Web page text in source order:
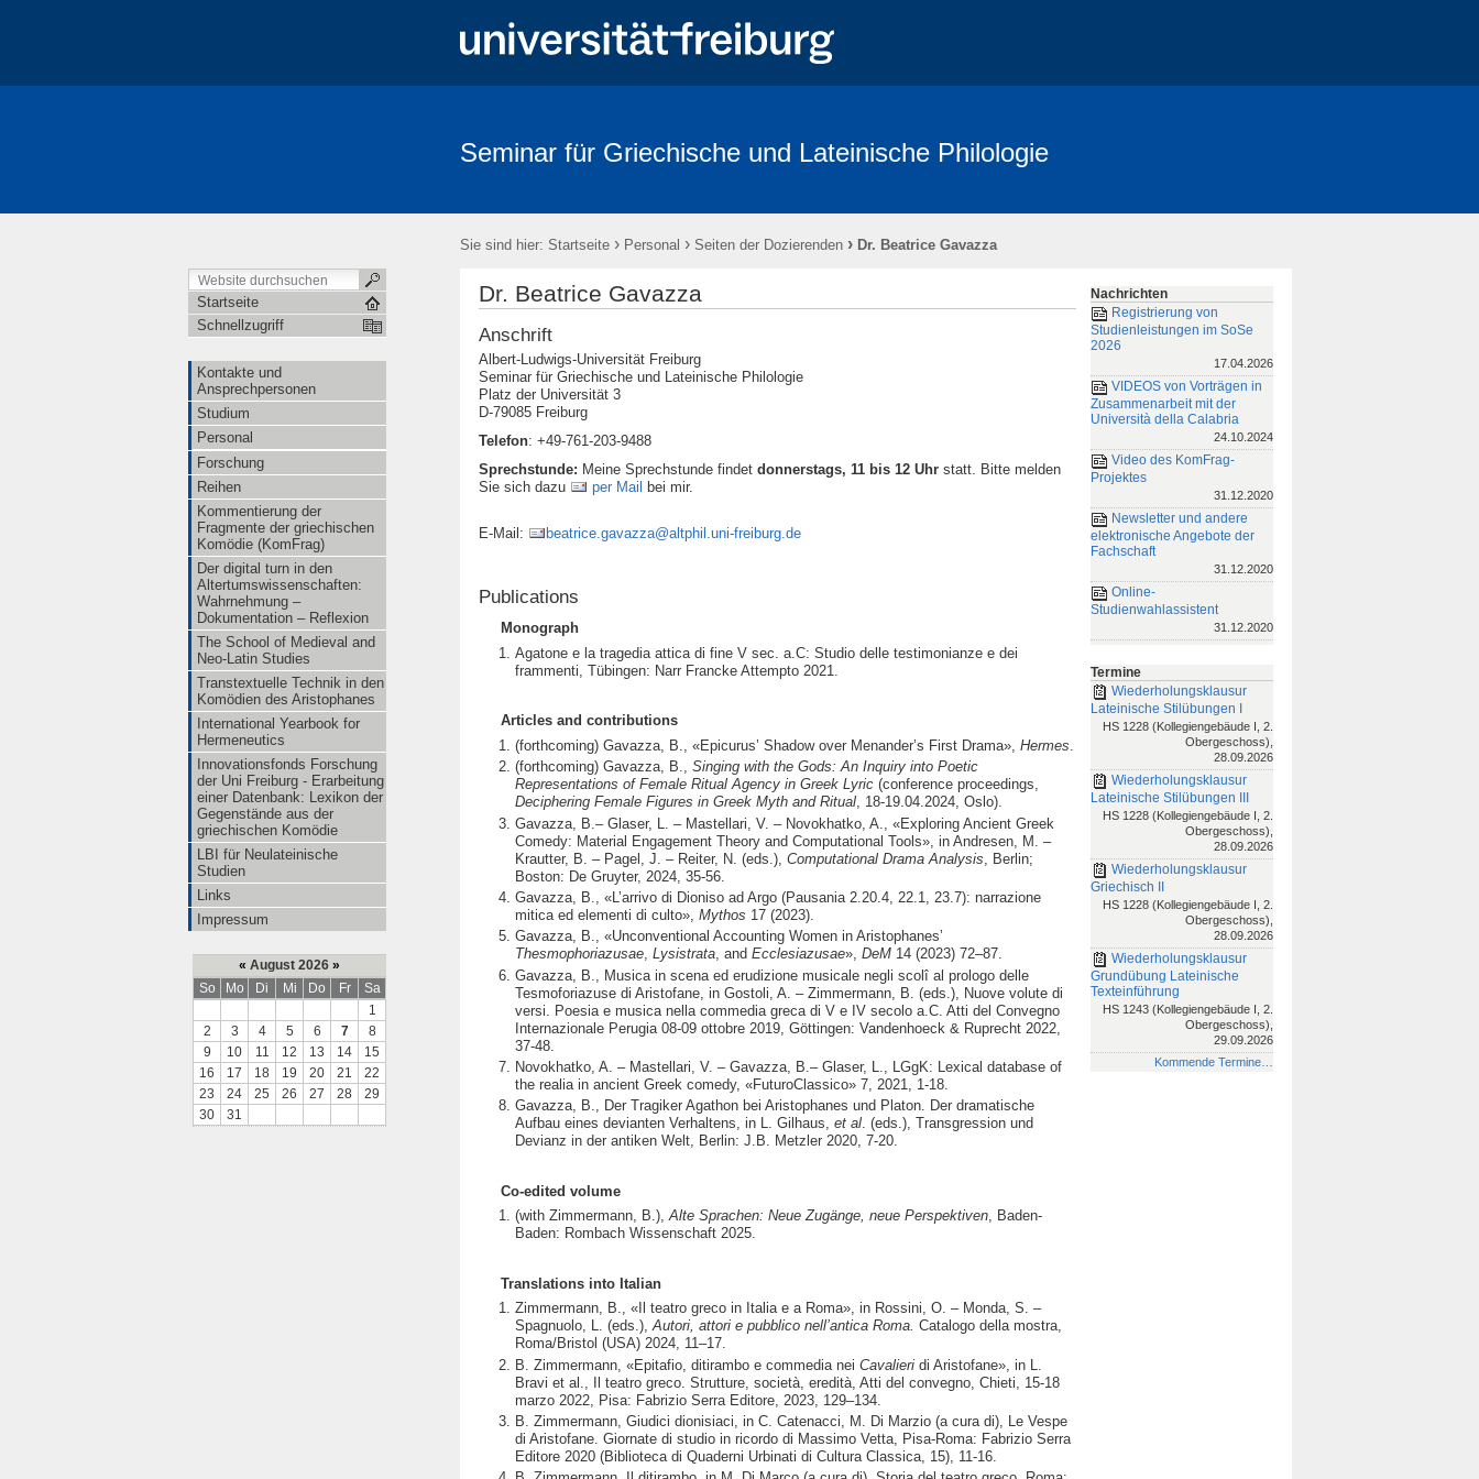
Seminar für Griechische und Lateinische Philologie
Sie sind hier: Startseite › Personal › Seiten der Dozierenden › Dr. Beatrice Gavazza
Startseite
Schnellzugriff
Kontakte und
Ansprechpersonen
Studium
Personal
Forschung
Reihen
Kommentierung der
Fragmente der griechischen
Komödie (KomFrag)
Der digital turn in den
Altertumswissenschaften:
Wahrnehmung –
Dokumentation – Reflexion
The School of Medieval and
Neo-Latin Studies
Transtextuelle Technik in den
Komödien des Aristophanes
International Yearbook for
Hermeneutics
Innovationsfonds Forschung
der Uni Freiburg - Erarbeitung
einer Datenbank: Lexikon der
Gegenstände aus der
griechischen Komödie
LBI für Neulateinische
Studien
Links
Impressum
« August 2026 »
So
Mo Di Mi Do Fr
Sa
1
2
3 4 5 6 7
8
9
10 11 12 13 14
15
16
17 18 19 20 21
22
23
24 25 26 27 28
29
30
31
Dr. Beatrice Gavazza
Anschrift
Albert-Ludwigs-Universität Freiburg
Seminar für Griechische und Lateinische Philologie
Platz der Universität 3
D-79085 Freiburg
Telefon: +49-761-203-9488
Sprechstunde: Meine Sprechstunde findet donnerstags, 11 bis 12 Uhr statt. Bitte melden
Sie sich dazu
per Mail bei mir.
E-Mail: beatrice.gavazza@altphil.uni-freiburg.de
Publications
Monograph
Agatone e la tragedia attica di fine V sec. a.C: Studio delle testimonianze e dei
frammenti, Tübingen: Narr Francke Attempto 2021.
Articles and contributions
(forthcoming) Gavazza, B., «Epicurus’ Shadow over Menander’s First Drama»,Hermes.
(forthcoming) Gavazza, B.,Singing with the Gods: An Inquiry into Poetic
Representations of Female Ritual Agency in Greek Lyric (conference proceedings,
Deciphering Female Figures in Greek Myth and Ritual, 18-19.04.2024, Oslo).
Gavazza, B.– Glaser, L. – Mastellari, V. – Novokhatko, A., «Exploring Ancient Greek
Comedy: Material Engagement Theory and Computational Tools», in Andresen, M. –
Krautter, B. – Pagel, J. – Reiter, N. (eds.),Computational Drama Analysis , Berlin;
Boston: De Gruyter, 2024, 35-56.
Gavazza, B., «L’arrivo di Dioniso ad Argo (Pausania 2.20.4, 22.1, 23.7): narrazione
mitica ed elementi di culto»,Mythos 17 (2023).
Gavazza, B., «Unconventional Accounting Women in Aristophanes’
Thesmophoriazusae,Lysistrata, andEcclesiazusae»,DeM 14 (2023) 72–87.
Gavazza, B., Musica in scena ed erudizione musicale negli scolî al prologo delle
Tesmoforiazuse di Aristofane, in Gostoli, A. – Zimmermann, B. (eds.), Nuove volute di
versi. Poesia e musica nella commedia greca di V e IV secolo a.C. Atti del Convegno
Internazionale Perugia 08-09 ottobre 2019, Göttingen: Vandenhoeck & Ruprecht 2022,
37-48.
Novokhatko, A. – Mastellari, V. – Gavazza, B.– Glaser, L., LGgK: Lexical database of
the realia in ancient Greek comedy, «FuturoClassico» 7, 2021, 1-18.
Gavazza, B., Der Tragiker Agathon bei Aristophanes und Platon. Der dramatische
Aufbau eines devianten Verhaltens, in L. Gilhaus,et al. (eds.), Transgression und
Devianz in der antiken Welt, Berlin: J.B. Metzler 2020, 7-20.
Co-edited volume
(with Zimmermann, B.),Alte Sprachen: Neue Zugänge, neue Perspektiven, Baden-
Baden: Rombach Wissenschaft 2025.
Translations into Italian
Zimmermann, B., «Il teatro greco in Italia e a Roma», in Rossini, O. – Monda, S. –
Spagnuolo, L. (eds.),Autori, attori e pubblico nell’antica Roma. Catalogo della mostra,
Roma/Bristol (USA) 2024, 11–17.
B. Zimmermann, «Epitafio, ditirambo e commedia neiCavalieri di Aristofane», in L.
Bravi et al., Il teatro greco. Strutture, società, eredità, Atti del convegno, Chieti, 15-18
marzo 2022, Pisa: Fabrizio Serra Editore, 2023, 129–134.
B. Zimmermann, Giudici dionisiaci, in C. Catenacci, M. Di Marzio (a cura di), Le Vespe
di Aristofane. Giornate di studio in ricordo di Massimo Vetta, Pisa-Roma: Fabrizio Serra
Editore 2020 (Biblioteca di Quaderni Urbinati di Cultura Classica, 15), 11-16.
Nachrichten
Registrierung von
Studienleistungen im SoSe
2026
17.04.2026
VIDEOS von Vorträgen in
Zusammenarbeit mit der
Università della Calabria
24.10.2024
Video des KomFrag-
Projektes
31.12.2020
Newsletter und andere
elektronische Angebote der
Fachschaft
31.12.2020
Online-
Studienwahlassistent
31.12.2020
Termine
Wiederholungsklausur
Lateinische Stilübungen I
HS 1228 (Kollegiengebäude I, 2.
Obergeschoss),
28.09.2026
Wiederholungsklausur
Lateinische Stilübungen III
HS 1228 (Kollegiengebäude I, 2.
Obergeschoss),
28.09.2026
Wiederholungsklausur
Griechisch II
HS 1228 (Kollegiengebäude I, 2.
Obergeschoss),
28.09.2026
Wiederholungsklausur
Grundübung Lateinische
Texteinführung
HS 1243 (Kollegiengebäude I, 2.
Obergeschoss),
29.09.2026
Kommende Termine…